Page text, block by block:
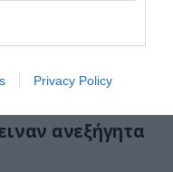
Privacy Policy
ανεξήγητα